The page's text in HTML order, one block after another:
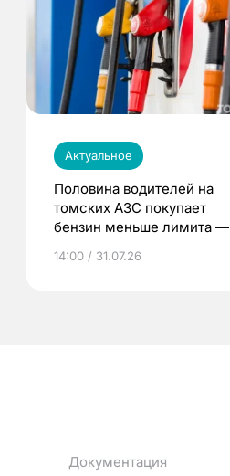
Актуальное
Половина водителей на
томских АЗС покупает
бензин меньше лимита —
14:00 / 31.07.26
Документация